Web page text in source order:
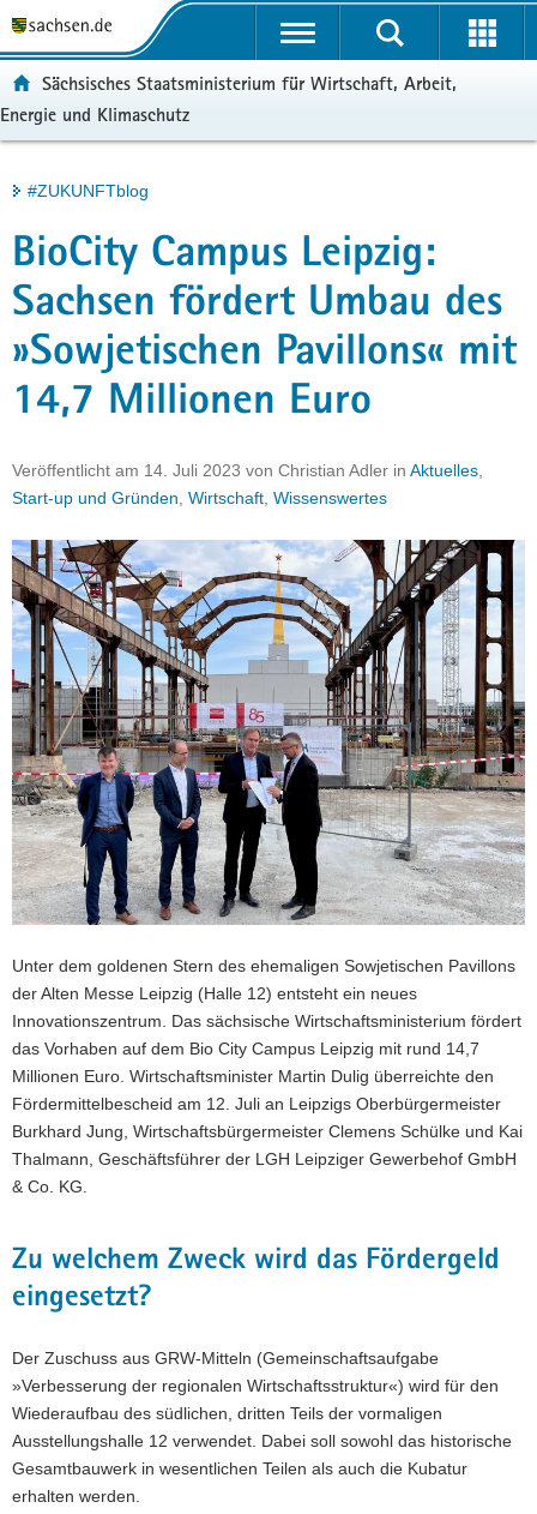
t
a
l
e
r
g
r
e
d
e
N
a
v
i
g
a
t
i
o
n
u
p
t
h
a
l
t
e
r
v
e
Portalübergreifende
Sächsisches Staatsministerium für Wirtschaft, Arbeit,
Energie und Klimaschutz
Hauptinhalt
#ZUKUNFTblog
BioCity Campus Leipzig:
Sachsen fördert Umbau des
»Sowjetischen Pavillons« mit
14,7 Millionen Euro
Veröffentlicht am 14. Juli 2023 von Christian Adler in Aktuelles
Start-up und Gründen Wirtschaft Wissenswertes
Unter dem goldenen Stern des ehemaligen Sowjetischen Pavillons
der Alten Messe Leipzig (Halle 12) entsteht ein neues
Innovationszentrum. Das sächsische Wirtschaftsministerium fördert
das Vorhaben auf dem Bio City Campus Leipzig mit rund 14,7
Millionen Euro. Wirtschaftsminister Martin Dulig überreichte den
Fördermittelbescheid am 12. Juli an Leipzigs Oberbürgermeister
Burkhard Jung, Wirtschaftsbürgermeister Clemens Schülke und Kai
Thalmann, Geschäftsführer der LGH Leipziger Gewerbehof GmbH
& Co. KG.
Zu welchem Zweck wird das Fördergeld
eingesetzt?
Der Zuschuss aus GRW-Mitteln (Gemeinschaftsaufgabe
»Verbesserung der regionalen Wirtschaftsstruktur«) wird für den
Wiederaufbau des südlichen, dritten Teils der vormaligen
Ausstellungshalle 12 verwendet. Dabei soll sowohl das historische
Gesamtbauwerk in wesentlichen Teilen als auch die Kubatur
erhalten werden.